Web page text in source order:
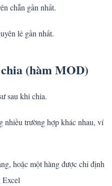
chẵn gần nhất.
lẻ gần nhất.
(hàm MOD)
sau khi chia.
nhiều trường hợp khác nhau, ví
hoặc một hàng được chỉ định
Excel